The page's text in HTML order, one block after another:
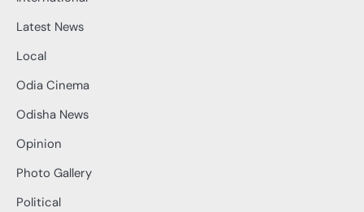
Latest News
Local
Odia Cinema
Odisha News
Opinion
Photo Gallery
Political